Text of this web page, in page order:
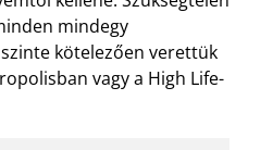
mindegy
kötelezően verettük
vagy a High Life-